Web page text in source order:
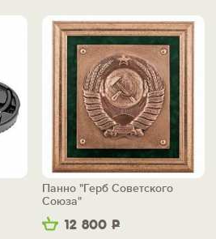
12 800 Р
Панно "Герб Советского
Союза"